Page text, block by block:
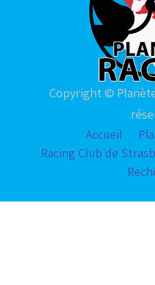
Copyright ©
Accueil
Racing Club de